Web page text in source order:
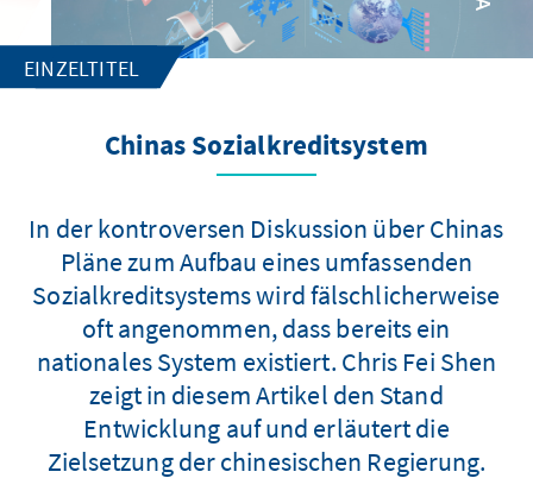
EINZELTITEL
Chinas Sozialkreditsystem
In der kontroversen Diskussion über Chinas
Pläne zum Aufbau eines umfassenden
Sozialkreditsystems wird fälschlicherweise
oft angenommen, dass bereits ein
nationales System existiert. Chris Fei Shen
zeigt in diesem Artikel den Stand
Entwicklung auf und erläutert die
Zielsetzung der chinesischen Regierung.